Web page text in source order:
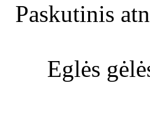
Paskutinis
Eglės